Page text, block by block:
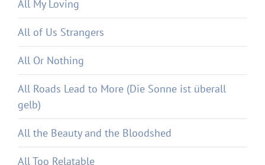
All My Loving
All of Us Strangers
All Or Nothing
All Roads Lead to More (Die Sonne ist überall
gelb)
All the Beauty and the Bloodshed
All Too Relatable